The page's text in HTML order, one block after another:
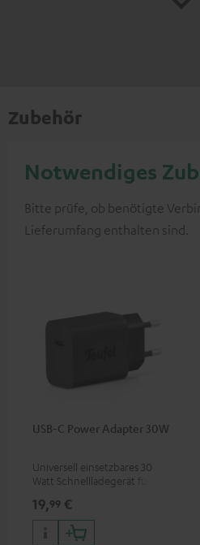
Zubehör
Notwendiges
Bitte prüfe, ob benötigte
Lieferumfang enthalten sind.
USB-C Power Adapter 30W
Universell einsetzbares 30
Watt Schnellladegerät für
Apple iPhones, Android
Smartphones, Tablets und
Geräte mit USB-C-Anschluss
19,99 €